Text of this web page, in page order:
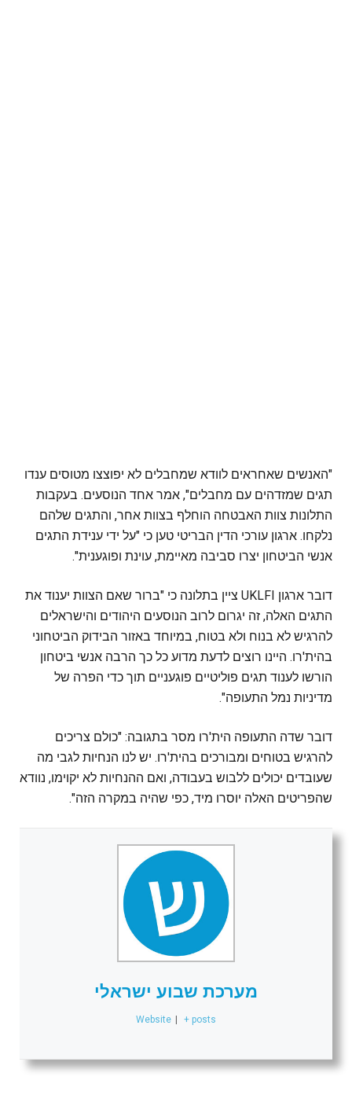
"האנשים שאחראים לוודא שמחבלים לא יפוצצו מטוסים ענדו
תגים שמזדהים עם מחבלים", אמר אחד הנוסעים. בעקבות
התלונות צוות האבטחה הוחלף בצוות אחר, והתגים שלהם
נלקחו. ארגון עורכי הדין הבריטי טען כי "על ידי ענידת התגים
אנשי הביטחון יצרו סביבה מאיימת, עוינת ופוגענית".
דובר ארגון UKLFI ציין בתלונה כי "ברור שאם הצוות יענוד את
התגים האלה, זה יגרום לרוב הנוסעים היהודים והישראלים
להרגיש לא בנוח ולא בטוח, במיוחד באזור הבידוק הביטחוני
בהית'רו. היינו רוצים לדעת מדוע כל כך הרבה אנשי ביטחון
הורשו לענוד תגים פוליטיים פוגעניים תוך כדי הפרה של
מדיניות נמל התעופה".
דובר שדה התעופה הית'רו מסר בתגובה: "כולם צריכים
להרגיש בטוחים ומבורכים בהית'רו. יש לנו הנחיות לגבי מה
שעובדים יכולים ללבוש בעבודה, ואם ההנחיות לא יקוימו, נוודא
שהפריטים האלה יוסרו מיד, כפי שהיה במקרה הזה".
מערכת שבוע ישראלי
Website + posts